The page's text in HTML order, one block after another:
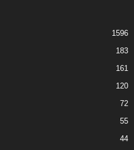
1596
183
161
120
72
55
44